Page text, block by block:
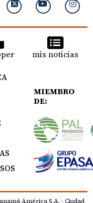
mis noticias
MIEMBRO
DE:
América S.A. - Ciudad